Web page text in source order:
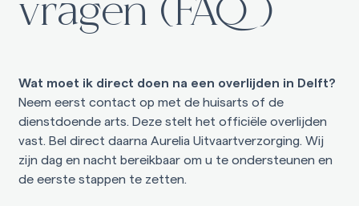
vragen (FAQ)
Wat moet ik direct doen na een overlijden in Delft?
Neem eerst contact op met de huisarts of de
dienstdoende arts. Deze stelt het officiële overlijden
vast. Bel direct daarna Aurelia Uitvaartverzorging. Wij
zijn dag en nacht bereikbaar om u te ondersteunen en
de eerste stappen te zetten.